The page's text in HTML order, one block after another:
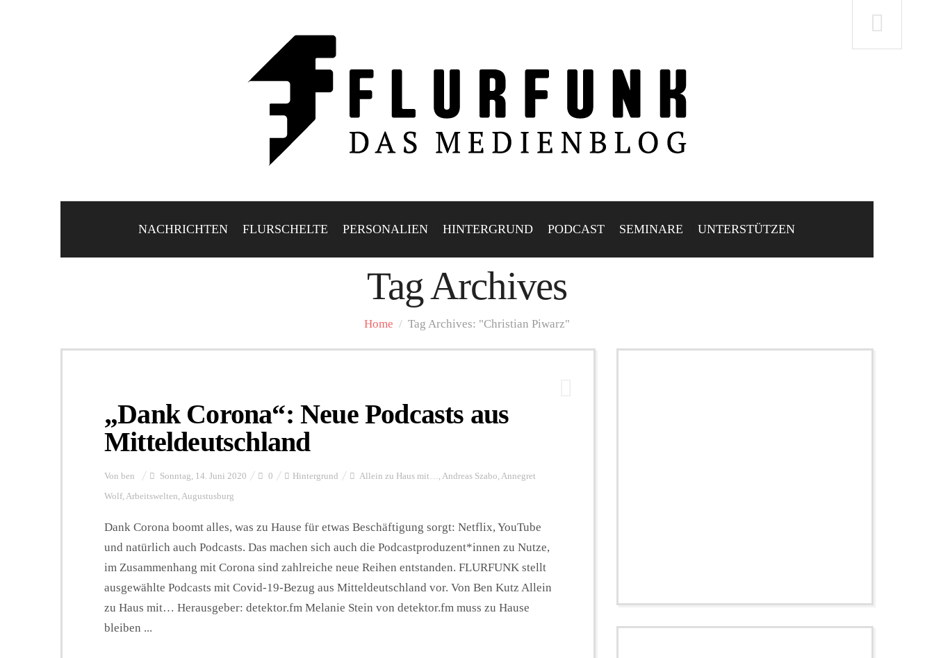
NACHRICHTEN FLURSCHELTE PERSONALIEN HINTERGRUND PODCAST SEMINARE UNTERSTÜTZEN
Tag Archives
Home / Tag Archives: "Christian Piwarz"
„Dank Corona“: Neue Podcasts aus
Mitteldeutschland
Von ben Sonntag, 14. Juni 2020 0 Hintergrund Allein zu Haus mit…, Andreas Szabo, Annegret
Wolf, Arbeitswelten, Augustusburg
Dank Corona boomt alles, was zu Hause für etwas Beschäftigung sorgt: Netflix, YouTube
und natürlich auch Podcasts. Das machen sich auch die Podcastproduzent*innen zu Nutze,
im Zusammenhang mit Corona sind zahlreiche neue Reihen entstanden. FLURFUNK stellt
ausgewählte Podcasts mit Covid-19-Bezug aus Mitteldeutschland vor. Von Ben Kutz Allein
zu Haus mit… Herausgeber: detektor.fm Melanie Stein von detektor.fm muss zu Hause
bleiben ...